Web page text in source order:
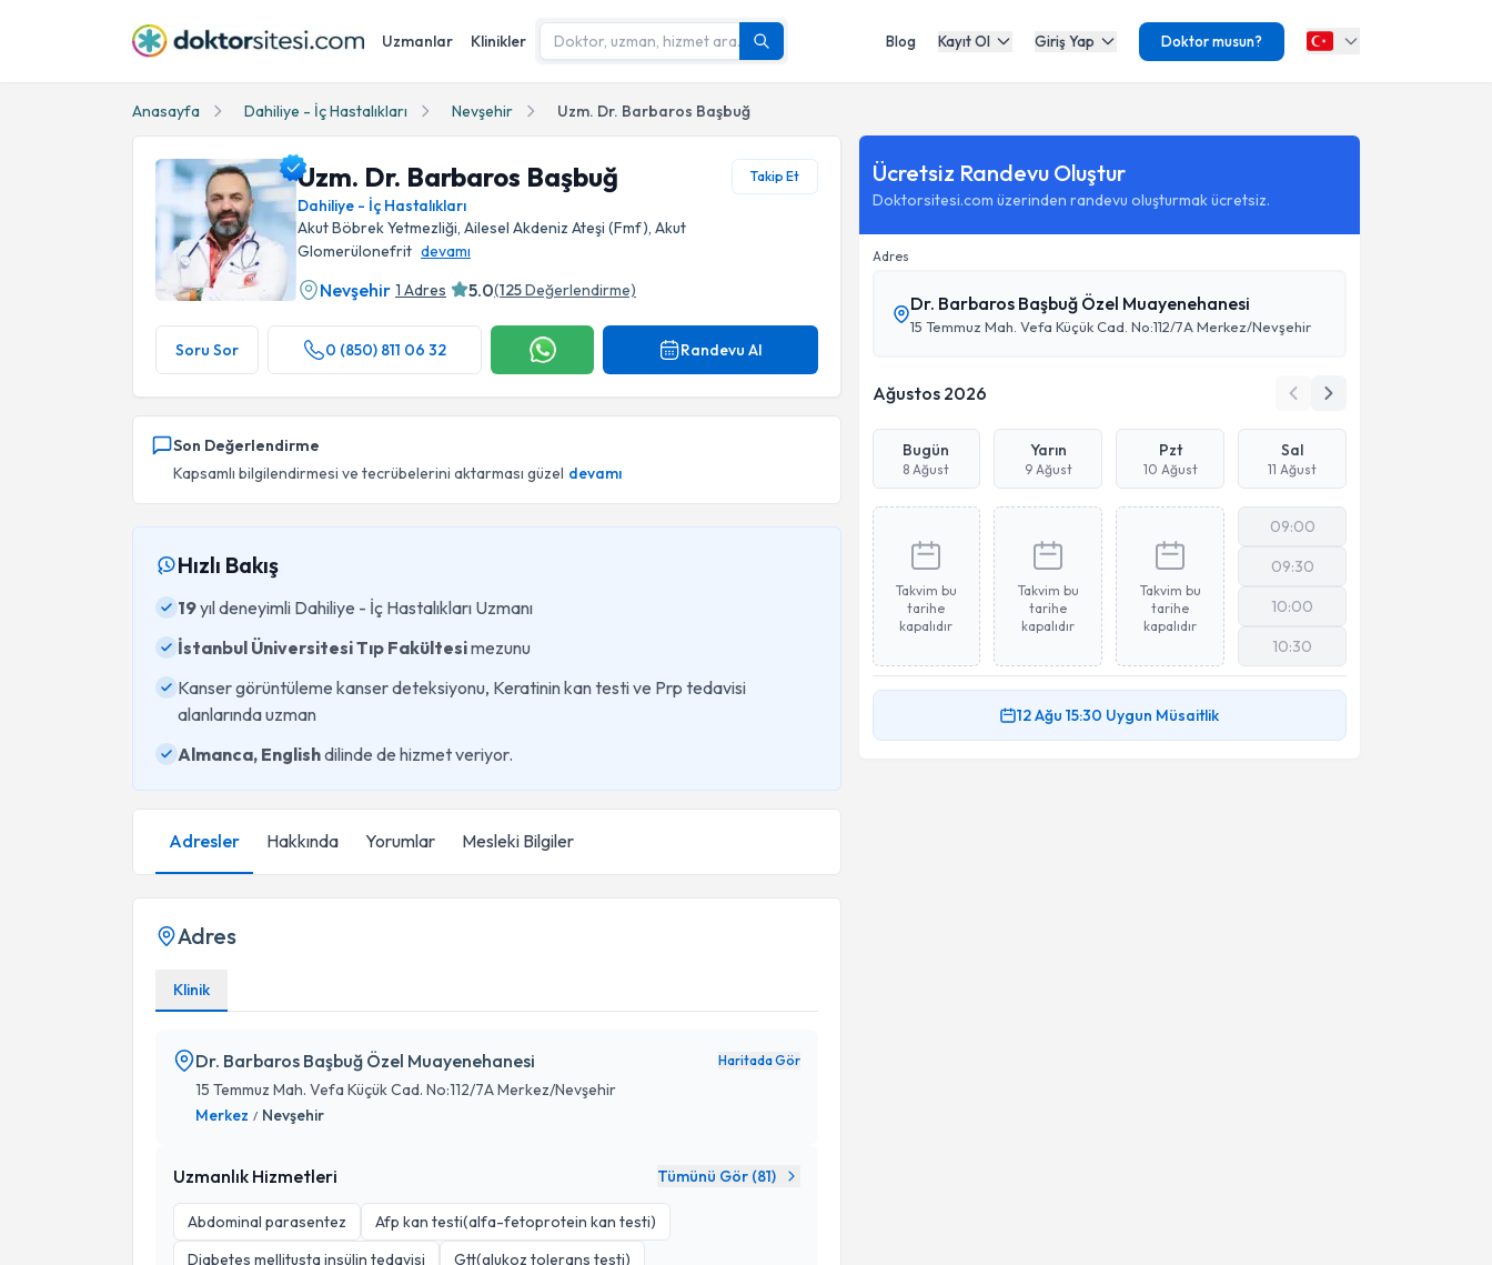
Uzmanlar Klinikler Blog Kayıt Ol Giriş Yap Doktor musun?
Anasayfa Dahiliye - İç Hastalıkları Nevşehir Uzm. Dr. Barbaros Başbuğ
Uzm. Dr. Barbaros Başbuğ Takip Et
Dahiliye - İç Hastalıkları
Akut Böbrek Yetmezliği, Ailesel Akdeniz Ateşi (Fmf), Akut
Glomerülonefrit devamı
Nevşehir 1 Adres 5.0(125Değerlendirme)
Soru Sor 0 (850) 811 06 32 Randevu Al
Son Değerlendirme
Kapsamlı bilgilendirmesi ve tecrübelerini aktarması güzel devamı
Hızlı Bakış
19yıl deneyimli Dahiliye - İç Hastalıkları Uzmanı
İstanbul Üniversitesi Tıp Fakültesimezunu
Kanser görüntüleme kanser deteksiyonu, Keratinin kan testi ve Prp tedavisi
alanlarında uzman
Almanca, Englishdilinde de hizmet veriyor.
Adresler Hakkında Yorumlar Mesleki Bilgiler
Adres
Klinik
Dr. Barbaros Başbuğ Özel Muayenehanesi Haritada Gör
15 Temmuz Mah. Vefa Küçük Cad. No:112/7A Merkez/Nevşehir
Merkez / Nevşehir
Uzmanlık Hizmetleri Tümünü Gör (81)
Abdominal parasentez
Afp kan testi(alfa-fetoprotein kan testi)
Diabetes mellitusta insülin tedavisi
Gtt(glukoz tolerans testi)
Ücretsiz Randevu Oluştur
Doktorsitesi.com üzerinden randevu oluşturmak ücretsiz.
Adres
Dr. Barbaros Başbuğ Özel Muayenehanesi
15 Temmuz Mah. Vefa Küçük Cad. No:112/7A Merkez/Nevşehir
Ağustos 2026
Bugün
8 Ağust
Yarın
9 Ağust
Pzt
10 Ağust
Sal
11 Ağust
Takvim bu
tarihe
kapalıdır
Takvim bu
tarihe
kapalıdır
Takvim bu
tarihe
kapalıdır
09:00
09:30
10:00
10:30
12 Ağu 15:30 Uygun Müsaitlik